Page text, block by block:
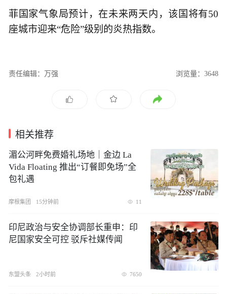
菲国家气象局预计，在未来两天内，该国将有50
座城市迎来“危险”级别的炎热指数。
责任编辑：万强 浏览量：3648
相关推荐
湄公河畔免费婚礼场地｜金边 La
Vida Floating 推出“订餐即免场”全
包礼遇
摩根集团 15分钟前 11
印尼政治与安全协调部长重申：印
尼国家安全可控 驳斥社媒传闻
东盟头条 2小时前 7650